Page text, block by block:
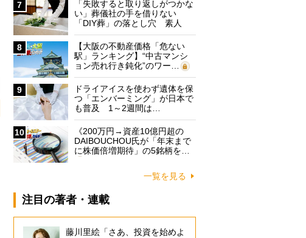
7
「失敗すると取り返しがつかな
い」葬儀社の手を借りない
「DIY葬」の落とし穴 素人
に…
8
【大阪の不動産価格「危ない
駅」ランキング】“中古マンシ
ョン売れ行き鈍化”のワー…
9
ドライアイスを使わず遺体を保
つ「エンバーミング」が日本で
も普及 1～2週間は…
10
《200万円→資産10億円超の
DAIBOUCHOU氏が「年末まで
に株価倍増期待」の5銘柄を…
一覧を見る
注目の著者・連載
藤川里絵「さあ、投資を始めよ